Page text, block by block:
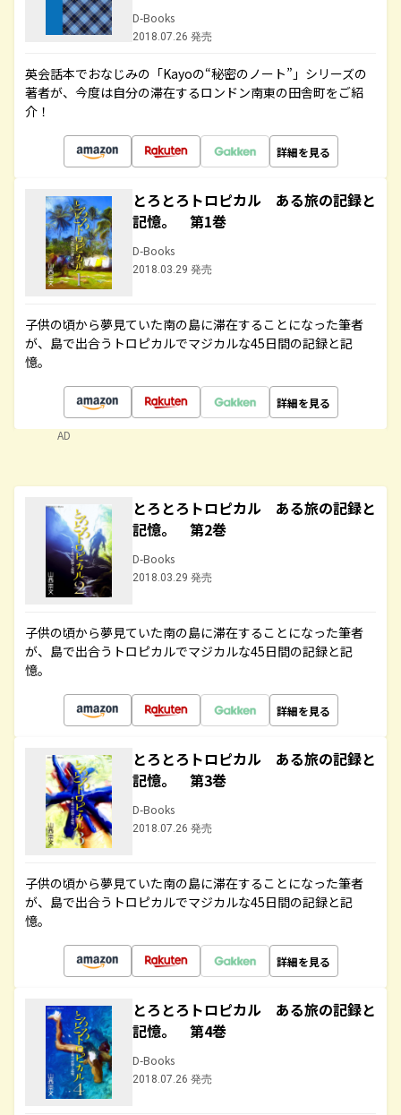
D-Books
2018.07.26 発売
英会話本でおなじみの「Kayoの“秘密のノート”」シリーズの
著者が、今度は自分の滞在するロンドン南東の田舎町をご紹
介！
詳細を見る
とろとろトロピカル ある旅の記録と
記憶。 第1巻
D-Books
2018.03.29 発売
子供の頃から夢見ていた南の島に滞在することになった筆者
が、島で出合うトロピカルでマジカルな45日間の記録と記
憶。
詳細を見る
AD
とろとろトロピカル ある旅の記録と
記憶。 第2巻
D-Books
2018.03.29 発売
子供の頃から夢見ていた南の島に滞在することになった筆者
が、島で出合うトロピカルでマジカルな45日間の記録と記
憶。
詳細を見る
とろとろトロピカル ある旅の記録と
記憶。 第3巻
D-Books
2018.07.26 発売
子供の頃から夢見ていた南の島に滞在することになった筆者
が、島で出合うトロピカルでマジカルな45日間の記録と記
憶。
詳細を見る
とろとろトロピカル ある旅の記録と
記憶。 第4巻
D-Books
2018.07.26 発売